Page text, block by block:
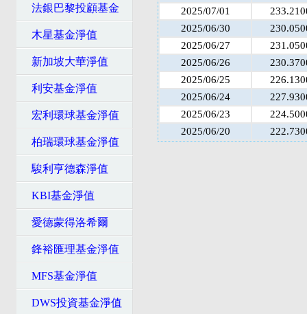
法銀巴黎投顧基金
木星基金淨值
新加坡大華淨值
利安基金淨值
宏利環球基金淨值
柏瑞環球基金淨值
駿利亨德森淨值
KBI基金淨值
愛德蒙得洛希爾
鋒裕匯理基金淨值
MFS基金淨值
DWS投資基金淨值
2025/07/01
2025/06/30
2025/06/27
2025/06/26
2025/06/25
2025/06/24
2025/06/23
2025/06/20